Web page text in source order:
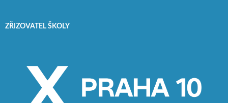
ZŘIZOVATEL ŠKOLY